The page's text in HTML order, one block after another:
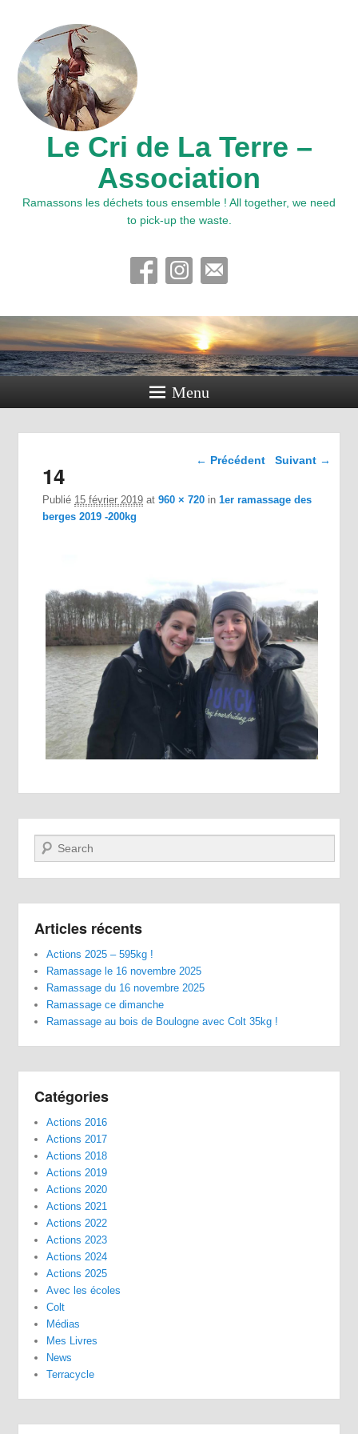
Le Cri de La Terre –
Association
Ramassons les déchets tous ensemble ! All together, we need
to pick-up the waste.
Menu
Navigation dans les
← Précédent Suivant →
14
Publié 15 février 2019 at960 × 720 in1er ramassage des
berges 2019 -200kg
Recherche
Articles récents
Actions 2025 – 595kg !
Ramassage le 16 novembre 2025
Ramassage du 16 novembre 2025
Ramassage ce dimanche
Ramassage au bois de Boulogne avec Colt 35kg !
Catégories
Actions 2016
Actions 2017
Actions 2018
Actions 2019
Actions 2020
Actions 2021
Actions 2022
Actions 2023
Actions 2024
Actions 2025
Avec les écoles
Colt
Médias
Mes Livres
News
Terracycle